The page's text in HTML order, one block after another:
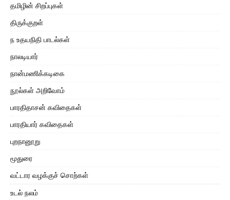
தமிழின் சிறப்புகள்
திருக்குறள்
ந உதயநிதி பாடல்கள்
நாலடியார்
நான்மணிக்கடிகை
நூல்கள் அறிவோம்
பாரதிதாசன் கவிதைகள்
பாரதியார் கவிதைகள்
புறநானூறு
மூதுரை
வட்டார வழக்குச் சொற்கள்
உடல் நலம்